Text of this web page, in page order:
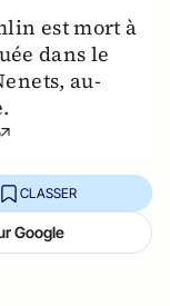
est mort à
dans le
au-
CLASSER
Google